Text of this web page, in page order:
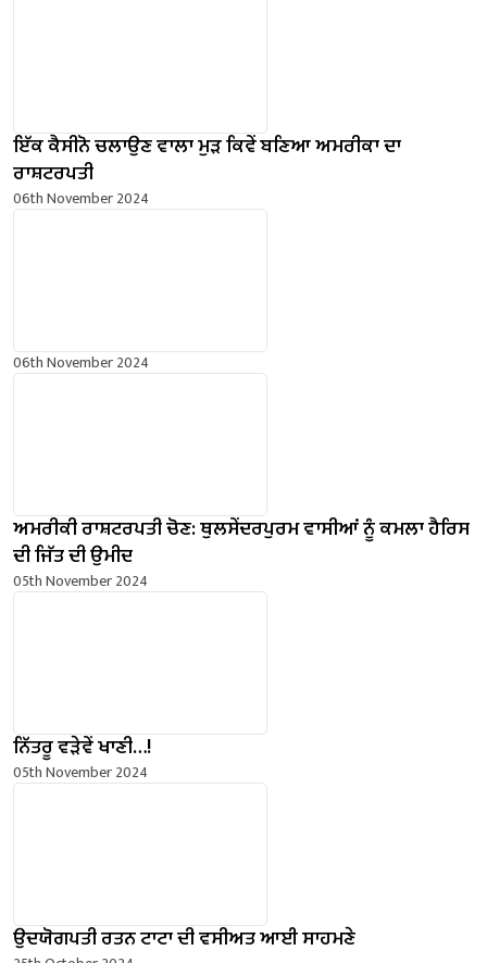
ਇੱਕ ਕੈਸੀਨੋ ਚਲਾਉਣ ਵਾਲਾ ਮੁੜ ਕਿਵੇਂ ਬਣਿਆ ਅਮਰੀਕਾ ਦਾ
ਰਾਸ਼ਟਰਪਤੀ
06th November 2024
06th November 2024
ਅਮਰੀਕੀ ਰਾਸ਼ਟਰਪਤੀ ਚੋਣ: ਥੁਲਸੇਂਦਰਪੁਰਮ ਵਾਸੀਆਂ ਨੂੰ ਕਮਲਾ ਹੈਰਿਸ
ਦੀ ਜਿੱਤ ਦੀ ਉਮੀਦ
05th November 2024
ਨਿੱਤਰੂ ਵੜੇਵੇਂ ਖਾਣੀ…!
05th November 2024
ਉਦਯੋਗਪਤੀ ਰਤਨ ਟਾਟਾ ਦੀ ਵਸੀਅਤ ਆਈ ਸਾਹਮਣੇ